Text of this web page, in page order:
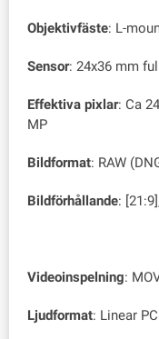
Objektivfäste: L-
Sensor: 24x36 mm
Effektiva pixlar: Ca
MP
Bildformat: RAW
Bildförhållande:
Videoinspelning:
Ljudformat: Linear